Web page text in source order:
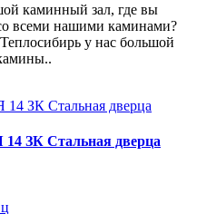
каминный зал, где вы
всеми нашими каминами?
у нас большой
ЗК Стальная дверца